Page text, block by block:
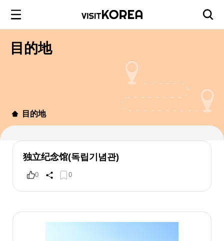
目的地
目的地
独立纪念馆(독립기념관)
0 0